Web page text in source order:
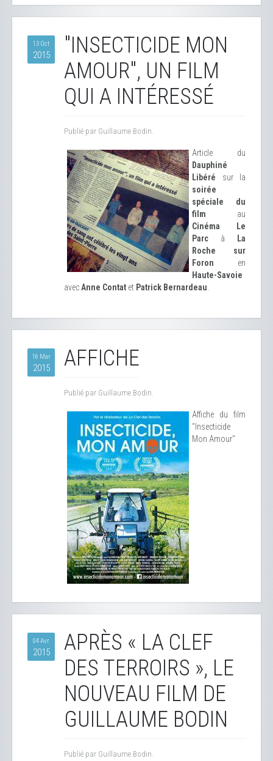
13 Oct
2015
"INSECTICIDE MON
AMOUR", UN FILM
QUI A INTÉRESSÉ
Publié par Guillaume Bodin.
Article du
Dauphiné
Libéré sur la
soirée
spéciale du
film au
Cinéma Le
Parc à
La
Roche sur
Foron en
Haute-Savoie
avec Anne Contat et Patrick Bernardeau
16 Mar
2015 AFFICHE
Publié par Guillaume Bodin.
Affiche du film
"Insecticide
Mon Amour"
04 Avr
2015
APRÈS « LA CLEF
DES TERROIRS », LE
NOUVEAU FILM DE
GUILLAUME BODIN
Publié par Guillaume Bodin.